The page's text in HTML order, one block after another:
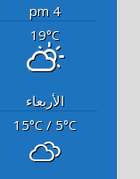
4 pm
19°C
الأربعاء
15°C / 5°C